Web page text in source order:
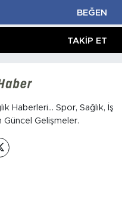
BEĞEN
TAKIP ET
Haberleri... Spor, Sağlık, İş
Güncel Gelişmeler.